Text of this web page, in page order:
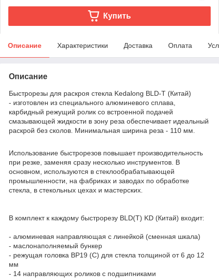
Купить
Описание Характеристики Доставка Оплата
Описание
Быстрорезы для раскроя стекла Kedalong BLD-T (Китай)
- изготовлен из специального алюминевого сплава,
карбидный режущий ролик со встроенной подачей
смазывающей жидкости в зону реза обеспечивает идеальный
раскрой без сколов. Минимальная ширина реза - 110 мм.
Использование быстрорезов повышает производительность
при резке, заменяя сразу несколько инструментов. В
основном, используются в стеклообрабатывающей
промышленности, на фабриках и заводах по обработке
стекла, в стекольных цехах и мастерских.
В комплект к каждому быстрорезу BLD(T) KD (Китай) входит:
- алюминевая направляющая с линейкой (сменная шкала)
- маслонаполняемый бункер
- режущая головка BP19 (C) для стекла толщиной от 6 до 12
мм
- 14 направляющих роликов с подшипниками